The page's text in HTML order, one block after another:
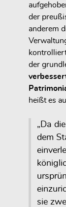
der
anderem
der
heißt es
„Da
dem
sie